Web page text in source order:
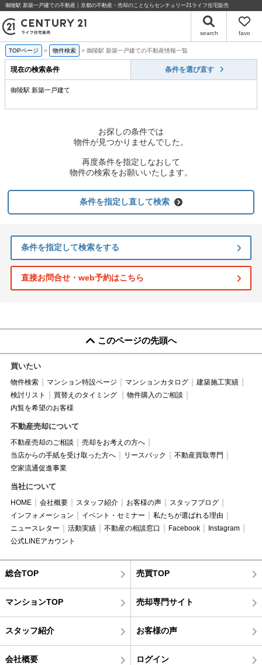
御陵駅 新築一戸建ての不動産｜京都の不動産・売却のことならセンチュリー21ライフ住宅販売
search favo
TOPページ 物件検索 御陵駅 新築一戸建ての不動産情報一覧
現在の検索条件 条件を選び直す
御陵駅 新築一戸建て
お探しの条件では
物件が見つかりませんでした。
再度条件を指定しなおして
物件の検索をお願いいたします。
条件を指定し直して検索
条件を指定して検索をする
直接お問合せ・web予約はこちら
このページの先頭へ
買いたい
物件検索 マンション特設ページ マンションカタログ
建築施工実績
検討リスト
買替えのタイミング
物件購入のご相談
内覧を希望のお客様
不動産売却について
不動産売却のご相談
売却をお考えの方へ
当店からの手紙を受け取った方へ
リースバック
不動産買取専門
空家流通促進事業
当社について
HOME 会社概要 スタッフ紹介 お客様の声
スタッフブログ
インフォメーション
イベント・セミナー
私たちが選ばれる理由
ニュースレター
活動実績 不動産の相談窓口 Facebook
Instagram
公式LINEアカウント
総合TOP 売買TOP
マンションTOP 売却専門サイト
スタッフ紹介 お客様の声
会社概要 ログイン